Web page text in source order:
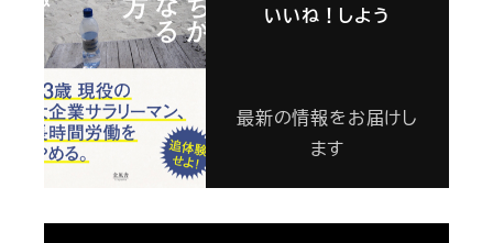
いいね！しよう
最新の情報をお届けし
ます